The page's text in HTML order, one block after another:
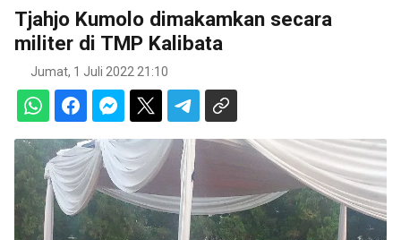
Tjahjo Kumolo dimakamkan secara
militer di TMP Kalibata
Jumat, 1 Juli 2022 21:10